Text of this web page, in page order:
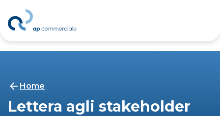
Home
Lettera agli stakeholder